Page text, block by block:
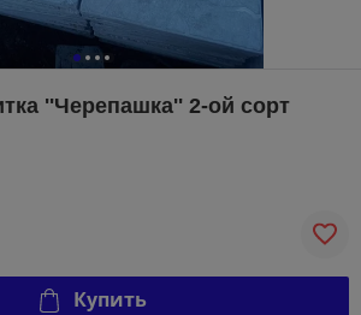
''Черепашка'' 2-ой сорт
Купить